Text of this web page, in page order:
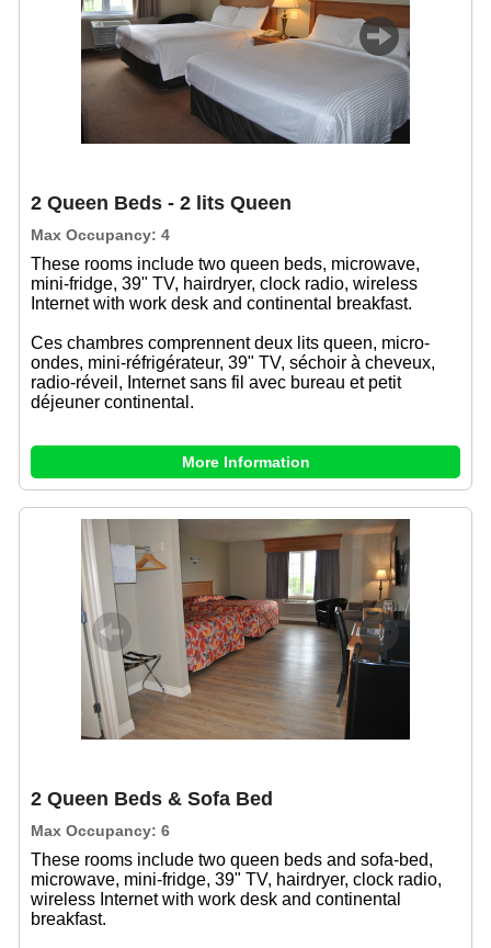
Previous Next
2 Queen Beds - 2 lits Queen
Max Occupancy: 4
These rooms include two queen beds, microwave,
mini-fridge, 39" TV, hairdryer, clock radio, wireless
Internet with work desk and continental breakfast.
Ces chambres comprennent deux lits queen, micro-
ondes, mini-réfrigérateur, 39" TV, séchoir à cheveux,
radio-réveil, Internet sans fil avec bureau et petit
déjeuner continental.
More Information
Previous Next
2 Queen Beds & Sofa Bed
Max Occupancy: 6
These rooms include two queen beds and sofa-bed,
microwave, mini-fridge, 39" TV, hairdryer, clock radio,
wireless Internet with work desk and continental
breakfast.